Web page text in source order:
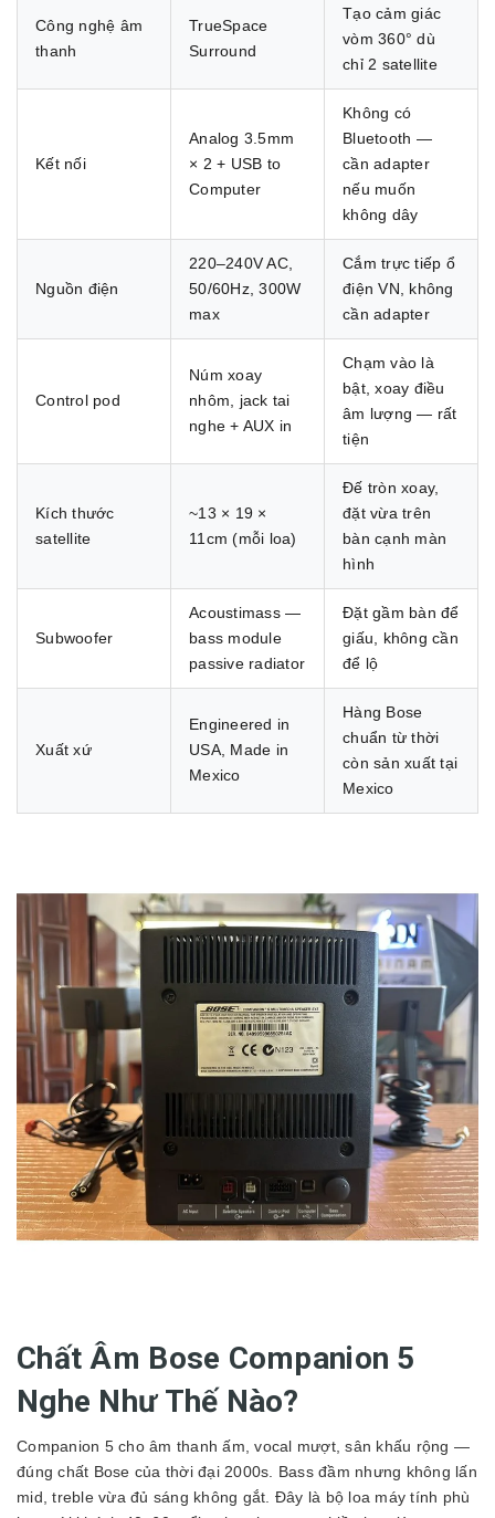
Công nghệ âm
thanh
TrueSpace
Surround
Tạo cảm giác
vòm 360° dù
chỉ 2 satellite
Kết nối
Analog 3.5mm
× 2 + USB to
Computer
Không có
Bluetooth —
cần adapter
nếu muốn
không dây
Nguồn điện
220–240V AC,
50/60Hz, 300W
max
Cắm trực tiếp ổ
điện VN, không
cần adapter
Control pod
Núm xoay
nhôm, jack tai
nghe + AUX in
Chạm vào là
bật, xoay điều
âm lượng — rất
tiện
Kích thước
satellite
~13 × 19 ×
11cm (mỗi loa)
Đế tròn xoay,
đặt vừa trên
bàn cạnh màn
hình
Subwoofer
Acoustimass —
bass module
passive radiator
Đặt gầm bàn để
giấu, không cần
để lộ
Xuất xứ
Engineered in
USA, Made in
Mexico
Hàng Bose
chuẩn từ thời
còn sản xuất tại
Mexico
Chất Âm Bose Companion 5
Nghe Như Thế Nào?
Companion 5 cho âm thanh ấm, vocal mượt, sân khấu rộng —
đúng chất Bose của thời đại 2000s. Bass đầm nhưng không lấn
mid, treble vừa đủ sáng không gắt. Đây là bộ loa máy tính phù